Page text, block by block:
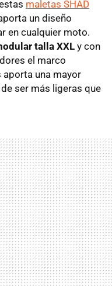
maletas SHAD
un diseño
en cualquier moto.
talla XXL y con
el marco
una mayor
ser más ligeras que